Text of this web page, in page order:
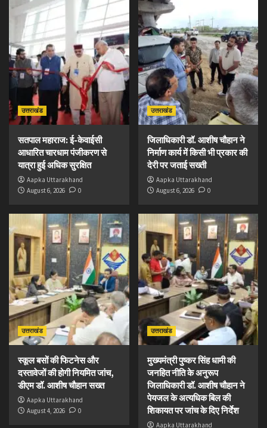
उत्तराखंड
सतपाल महाराज: ई-केवाईसी
आधारित चारधाम पंजीकरण से
यात्रा हुई अधिक सुरक्षित
Aapka Uttarakhand
August 6, 2026
0
उत्तराखंड
जिलाधिकारी डॉ. आशीष चौहान ने
निर्माण कार्य में किसी भी प्रकार की
देरी पर जताई सख्ती
Aapka Uttarakhand
August 6, 2026
0
उत्तराखंड
स्कूल बसों की फिटनेस और
दस्तावेजों की होगी नियमित जांच,
डीएम डॉ. आशीष चौहान सख्त
Aapka Uttarakhand
August 4, 2026
0
उत्तराखंड
मुख्यमंत्री पुष्कर सिंह धामी की
जनहित नीति के अनुरूप
जिलाधिकारी डॉ. आशीष चौहान ने
पेयजल के अत्यधिक बिल की
शिकायत पर जांच के दिए निर्देश
Aapka Uttarakhand